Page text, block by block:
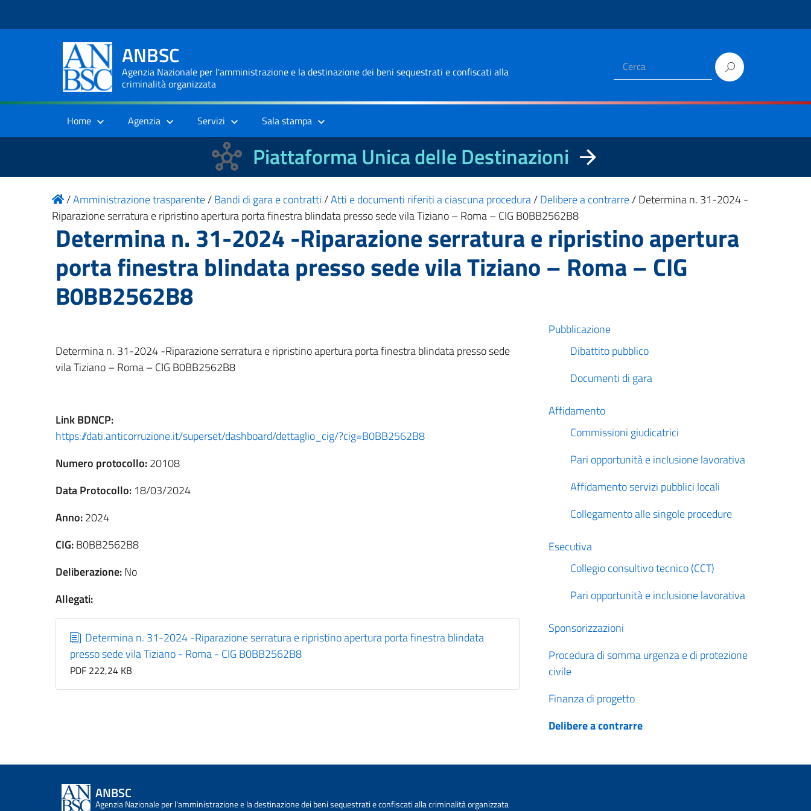
ANBSC
Agenzia Nazionale per l'amministrazione e la destinazione dei beni sequestrati e confiscati alla
criminalità organizzata
Home Agenzia Servizi Sala stampa
Piattaforma Unica delle Destinazioni
/Amministrazione trasparente/Bandi di gara e contratti/Atti e documenti riferiti a ciascuna procedura/Delibere a contrarre/Determina n. 31-2024 -
Riparazione serratura e ripristino apertura porta finestra blindata presso sede vila Tiziano – Roma – CIG B0BB2562B8
Determina n. 31-2024 -Riparazione serratura e ripristino apertura
porta finestra blindata presso sede vila Tiziano – Roma – CIG
B0BB2562B8
Determina n. 31-2024 -Riparazione serratura e ripristino apertura porta finestra blindata presso sede
vila Tiziano – Roma – CIG B0BB2562B8
LinkBDNCP:
https://dati.anticorruzione.it/superset/dashboard/dettaglio_cig/?cig=B0BB2562B8
Numero protocollo:20108
Data Protocollo: 18/03/2024
Anno:2024
CIG:B0BB2562B8
Deliberazione:No
Allegati:
Determina n. 31-2024 -Riparazione serratura e ripristino apertura porta finestra blindata
presso sede vila Tiziano - Roma - CIG B0BB2562B8
PDF 222,24 KB
Pubblicazione
Dibattito pubblico
Documenti di gara
Affidamento
Commissioni giudicatrici
Pari opportunità e inclusione lavorativa
Affidamento servizi pubblici locali
Collegamento alle singole procedure
Esecutiva
Collegio consultivo tecnico (CCT)
Pari opportunità e inclusione lavorativa
Sponsorizzazioni
Procedura di somma urgenza e di protezione
civile
Finanza di progetto
Delibere a contrarre
ANBSC
Agenzia Nazionale per l'amministrazione e la destinazione dei beni sequestrati e confiscati alla criminalità organizzata